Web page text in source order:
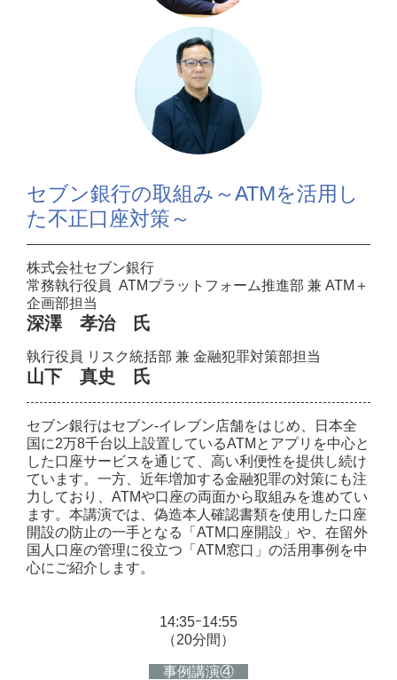
セブン銀行の取組み～ATMを活用し
た不正口座対策～
株式会社セブン銀行
常務執行役員 ATMプラットフォーム推進部 兼 ATM＋
企画部担当
深澤 孝治 氏
執行役員 リスク統括部 兼 金融犯罪対策部担当
山下 真史 氏
セブン銀行はセブン‐イレブン店舗をはじめ、日本全
国に2万8千台以上設置しているATMとアプリを中心と
した口座サービスを通じて、高い利便性を提供し続け
ています。一方、近年増加する金融犯罪の対策にも注
力しており、ATMや口座の両面から取組みを進めてい
ます。本講演では、偽造本人確認書類を使用した口座
開設の防止の一手となる「ATM口座開設」や、在留外
国人口座の管理に役立つ「ATM窓口」の活用事例を中
心にご紹介します。
14:35ｰ14:55
（20分間）
事例講演④